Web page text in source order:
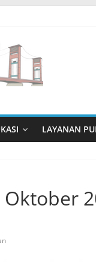
LAYANAN